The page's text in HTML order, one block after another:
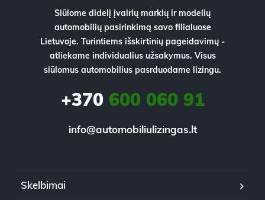
Siūlome didelį įvairių markių ir modelių
automobilių pasirinkimą savo filialuose
Lietuvoje. Turintiems išskirtinių pageidavimų -
atliekame individualius užsakymus. Visus
siūlomus automobilius pasrduodame lizingu.
+370600 060 91
info@automobiliulizingas.lt
Skelbimai